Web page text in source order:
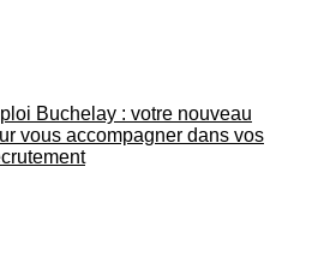
Buchelay : votre nouveau
vous accompagner dans vos